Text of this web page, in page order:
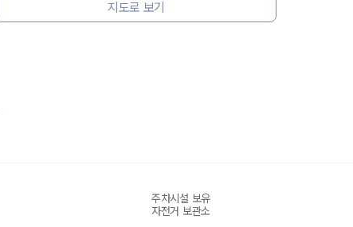
지도로 보기
주차시설 보유
자전거 보관소